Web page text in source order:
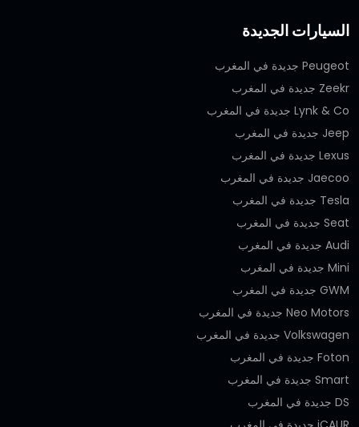
السيارات الجديدة
Peugeot جديدة في المغرب
Zeekr جديدة في المغرب
Lynk & Co جديدة في المغرب
Jeep جديدة في المغرب
Lexus جديدة في المغرب
Jaecoo جديدة في المغرب
Tesla جديدة في المغرب
Seat جديدة في المغرب
Audi جديدة في المغرب
Mini جديدة في المغرب
GWM جديدة في المغرب
Neo Motors جديدة في المغرب
Volkswagen جديدة في المغرب
Foton جديدة في المغرب
Smart جديدة في المغرب
DS جديدة في المغرب